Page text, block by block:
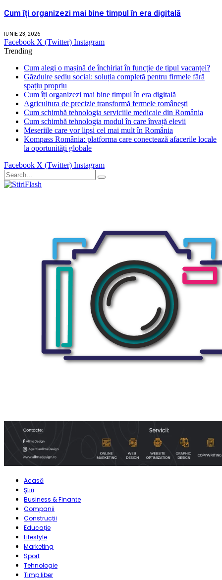
Cum îți organizezi mai bine timpul în era digitală
IUNIE 23, 2026
Facebook X (Twitter) Instagram
Trending
Cum alegi o mașină de închiriat în funcție de tipul vacanței?
Găzduire sediu social: soluția completă pentru firmele fără
spațiu propriu
Cum îți organizezi mai bine timpul în era digitală
Agricultura de precizie transformă fermele românești
Cum schimbă tehnologia serviciile medicale din România
Cum schimbă tehnologia modul în care învață elevii
Meseriile care vor lipsi cel mai mult în România
Kompass România: platforma care conectează afacerile locale
la oportunități globale
Facebook X (Twitter) Instagram
Acasă
Știri
Business & Finanțe
Companii
Construcții
Educație
Lifestyle
Marketing
Sport
Tehnologie
Timp liber